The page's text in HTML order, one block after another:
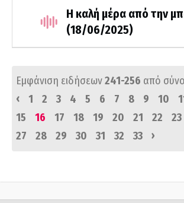
Η καλή μέρα από την
(18/06/2025)
Εμφάνιση ειδήσεων241-256 από
‹
1 2 3 4 5 6 7 8 9 10
15
16 17 18 19 20 21 22 23
27
28 29 30 31 32 33 ›